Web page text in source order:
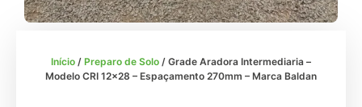
Início / Preparo de Solo / Grade Aradora Intermediaria –
Modelo CRI 12×28 – Espaçamento 270mm – Marca Baldan